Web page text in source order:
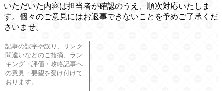
いただいた内容は担当者が確認のうえ、順次対応いたしま
す。個々のご意見にはお返事できないことを予めご了承くだ
さいませ。